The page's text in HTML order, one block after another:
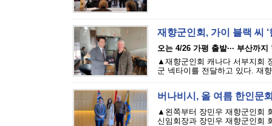
재향군인회, 가이 블랙 씨
오는 4/26 가평 출발··· 부산까
▲재향군인회 캐나다 서부지회
군 넥타이를 전달하고 있다. 재
버나비시, 올 여름 한인문
▲왼쪽부터 장민우 재향군인회
신임회장과 장민우 재향군인회